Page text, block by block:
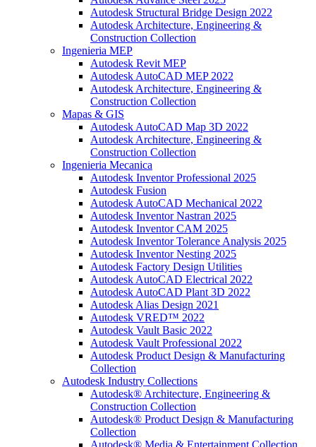
Autodesk Structural Bridge Design 2022
Autodesk Architecture, Engineering &
Construction Collection
Ingenieria MEP
Autodesk Revit MEP
Autodesk AutoCAD MEP 2022
Autodesk Architecture, Engineering &
Construction Collection
Mapas & GIS
Autodesk AutoCAD Map 3D 2022
Autodesk Architecture, Engineering &
Construction Collection
Ingenieria Mecanica
Autodesk Inventor Professional 2025
Autodesk Fusion
Autodesk AutoCAD Mechanical 2022
Autodesk Inventor Nastran 2025
Autodesk Inventor CAM 2025
Autodesk Inventor Tolerance Analysis 2025
Autodesk Inventor Nesting 2025
Autodesk Factory Design Utilities
Autodesk AutoCAD Electrical 2022
Autodesk AutoCAD Plant 3D 2022
Autodesk Alias Design 2021
Autodesk VRED™ 2022
Autodesk Vault Basic 2022
Autodesk Vault Professional 2022
Autodesk Product Design & Manufacturing
Collection
Autodesk Industry Collections
Autodesk® Architecture, Engineering &
Construction Collection
Autodesk® Product Design & Manufacturing
Collection
Autodesk® Media & Entertainment Collection